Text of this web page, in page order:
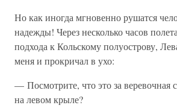
Но как иногда мгновенно рушатся
надежды! Через несколько часов
подхода к Кольскому полуострову,
меня и прокричал в ухо:
— Посмотрите, что это за веревочная
на левом крыле?